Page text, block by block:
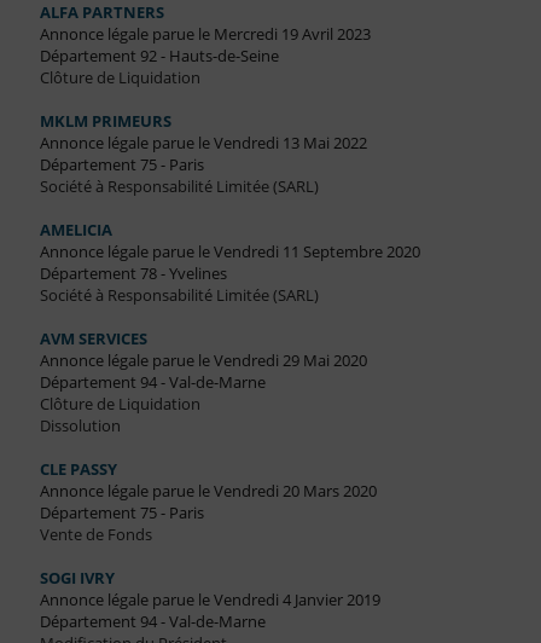
ALFA PARTNERS
Annonce légale parue le Mercredi 19 Avril 2023
Département 92 - Hauts-de-Seine
Clôture de Liquidation
MKLM PRIMEURS
Annonce légale parue le Vendredi 13 Mai 2022
Département 75 - Paris
Société à Responsabilité Limitée (SARL)
AMELICIA
Annonce légale parue le Vendredi 11 Septembre 2020
Département 78 - Yvelines
Société à Responsabilité Limitée (SARL)
AVM SERVICES
Annonce légale parue le Vendredi 29 Mai 2020
Département 94 - Val-de-Marne
Clôture de Liquidation
Dissolution
CLE PASSY
Annonce légale parue le Vendredi 20 Mars 2020
Département 75 - Paris
Vente de Fonds
SOGI IVRY
Annonce légale parue le Vendredi 4 Janvier 2019
Département 94 - Val-de-Marne